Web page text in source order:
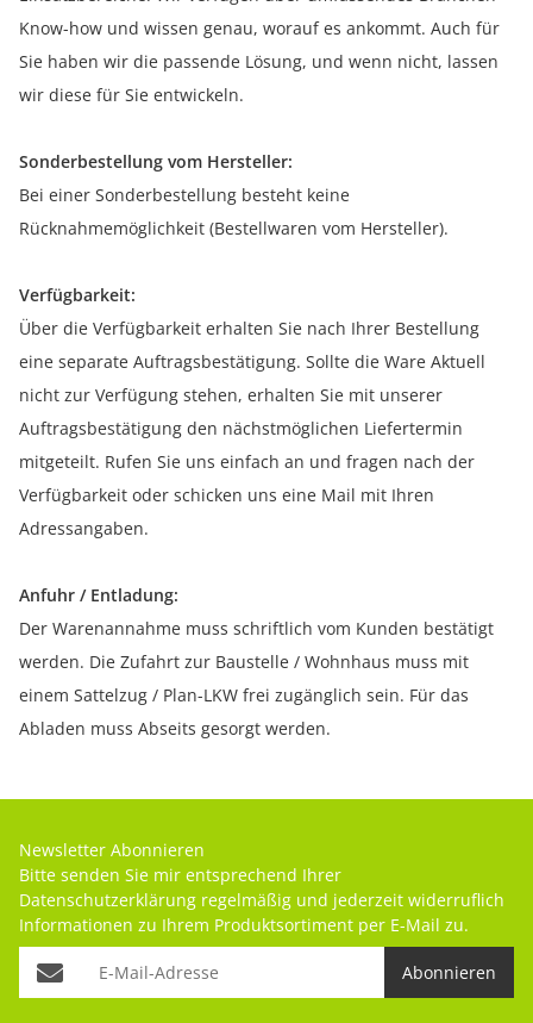
Know-how und wissen genau, worauf es ankommt. Auch für
Sie haben wir die passende Lösung, und wenn nicht, lassen
wir diese für Sie entwickeln.
Sonderbestellung vom Hersteller:
Bei einer Sonderbestellung besteht keine
Rücknahmemöglichkeit (Bestellwaren vom Hersteller).
Verfügbarkeit:
Über die Verfügbarkeit erhalten Sie nach Ihrer Bestellung
eine separate Auftragsbestätigung. Sollte die Ware Aktuell
nicht zur Verfügung stehen, erhalten Sie mit unserer
Auftragsbestätigung den nächstmöglichen Liefertermin
mitgeteilt. Rufen Sie uns einfach an und fragen nach der
Verfügbarkeit oder schicken uns eine Mail mit Ihren
Adressangaben.
Anfuhr / Entladung:
Der Warenannahme muss schriftlich vom Kunden bestätigt
werden. Die Zufahrt zur Baustelle / Wohnhaus muss mit
einem Sattelzug / Plan-LKW frei zugänglich sein. Für das
Abladen muss Abseits gesorgt werden.
Newsletter Abonnieren
Bitte senden Sie mir entsprechend Ihrer
Datenschutzerklärung regelmäßig und jederzeit widerruflich
Informationen zu Ihrem Produktsortiment per E-Mail zu.
Abonnieren